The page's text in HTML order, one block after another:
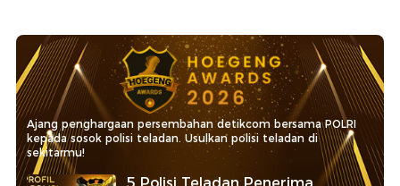
Ajang penghargaan persembahan detikcom bersama POLRI
kepada sosok polisi teladan. Usulkan polisi teladan di
sekitarmu!